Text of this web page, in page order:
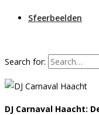
Sfeerbeelden
Search for:
DJ Carnaval Haacht: